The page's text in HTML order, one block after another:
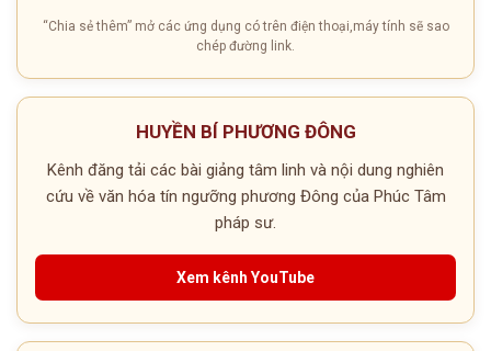
“Chia sẻ thêm” mở các ứng dụng có trên điện thoại,máy tính sẽ sao
chép đường link.
HUYỀN BÍ PHƯƠNG ĐÔNG
Kênh đăng tải các bài giảng tâm linh và nội dung nghiên
cứu về văn hóa tín ngưỡng phương Đông của Phúc Tâm
pháp sư.
Xem kênh YouTube